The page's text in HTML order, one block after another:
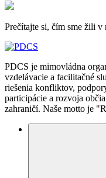
Prečítajte si, čím sme žili v
PDCS je mimovládna
vzdelávacie a facilitačné
riešenia konfliktov,
participácie a rozvoja
zahraničí. Naše motto je